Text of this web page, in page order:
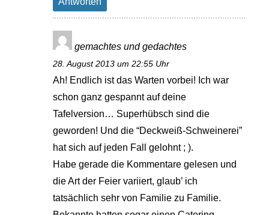
gemachtes und gedachtes
28. August 2013 um 22:55 Uhr
Ah! Endlich ist das Warten vorbei! Ich war
schon ganz gespannt auf deine
Tafelversion… Superhübsch sind die
geworden! Und die “Deckweiß-Schweinerei”
hat sich auf jeden Fall gelohnt ; ).
Habe gerade die Kommentare gelesen und
die Art der Feier variiert, glaub’ ich
tatsächlich sehr von Familie zu Familie.